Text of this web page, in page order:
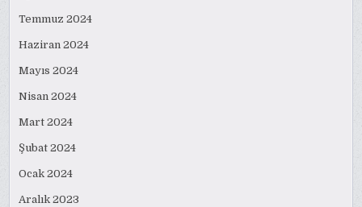
Temmuz 2024
Haziran 2024
Mayıs 2024
Nisan 2024
Mart 2024
Şubat 2024
Ocak 2024
Aralık 2023